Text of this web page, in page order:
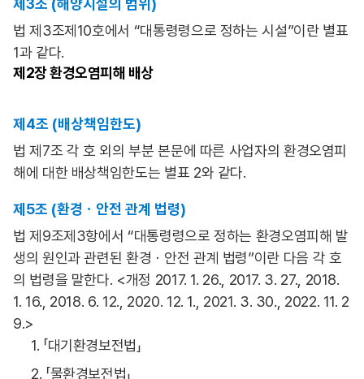
제3조 (해양시설의 범위)
법 제3조제10호에서 “대통령령으로 정하는 시설”이란 별표
1과 같다.
제2장환경오염피해 배상
제4조 (배상책임한도)
법 제7조 각 호 외의 부분 본문에 따른 사업자의 환경오염피
해에 대한 배상책임한도는 별표 2와 같다.
제5조 (환경ㆍ안전 관계 법령)
법 제9조제3항에서 “대통령령으로 정하는 환경오염피해 발
생의 원인과 관련된 환경ㆍ안전 관계 법령”이란 다음 각 호
의 법령을 말한다. <개정 2017. 1. 26., 2017. 3. 27., 2018.
1. 16., 2018. 6. 12., 2020. 12. 1., 2021. 3. 30., 2022. 11. 2
9.>
1. 「대기환경보전법」
2. 「물환경보전법」